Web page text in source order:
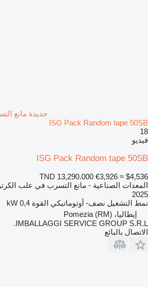
جديدة مانع
ISG Pack Random tape 50SB
18
فيديو
ISG Pack Random tape 50SB
TND 13,290.000 €3,926 ≈ $4,536
المعدات الصناعية - مانع التسرب في علب
2025
نمط التشغيل نصف- أوتوماتيكي القوة 0,4 kW
إيطاليا، Pomezia (RM)
IMBALLAGGI SERVICE GROUP S.R.L.
الاتصال بالبائع